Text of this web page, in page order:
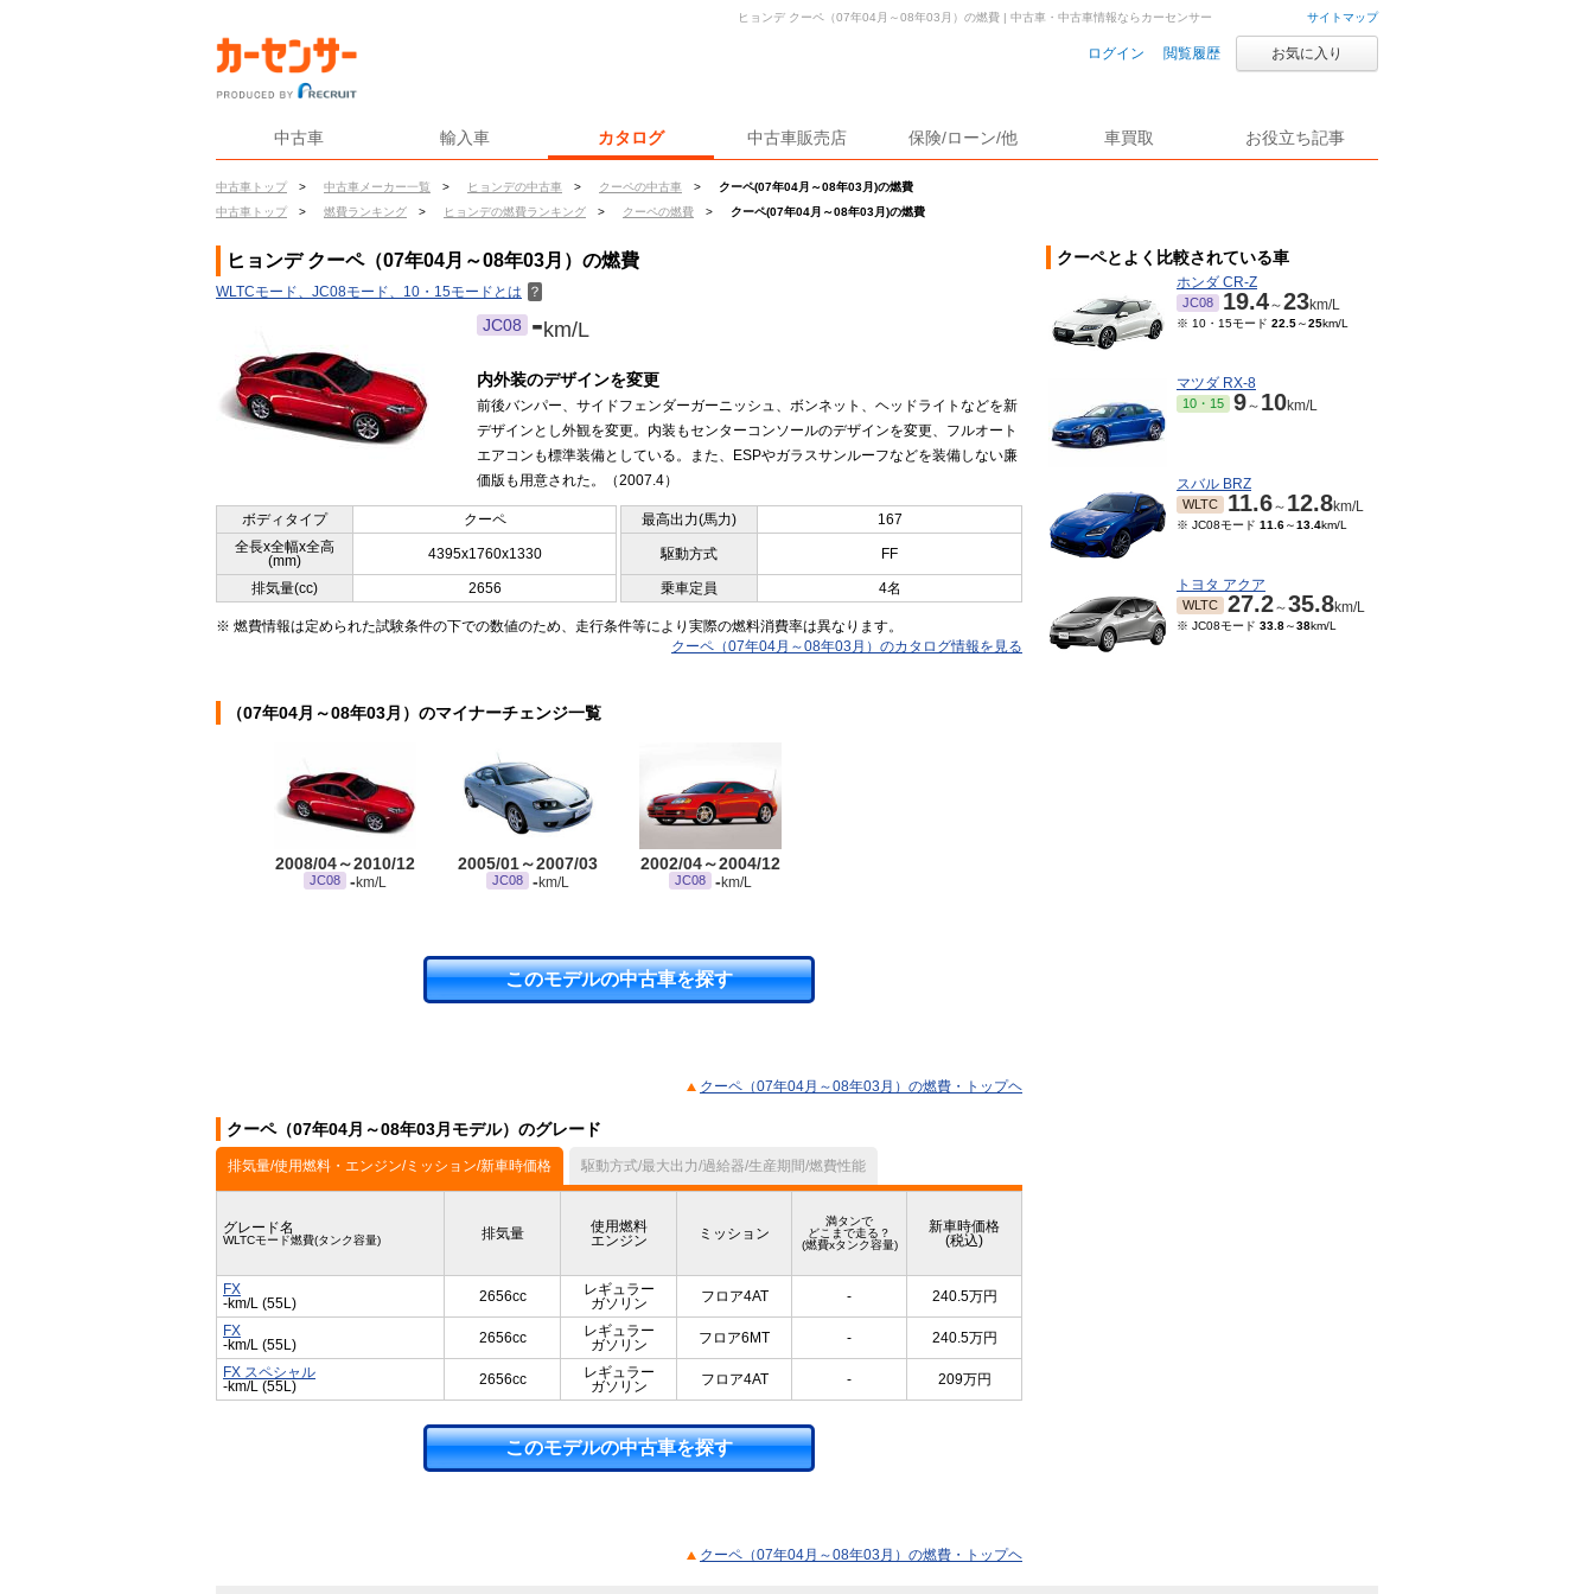
サイトマップ
ログイン 閲覧履歴 お気に入り
中古車 輸入車 カタログ 中古車販売店 保険/ローン/他 車買取 お役立ち記事
中古車トップ > 中古車メーカー一覧 > ヒョンデの中古車 > クーペの中古車 >
クーペ(07年04月～08年03月)の燃費
中古車トップ
> 燃費ランキング > ヒョンデの燃費ランキング > クーペの燃費 > クーペ(07年04月～08年03月)の燃費
ヒョンデ クーペ（07年04月～08年03月）の燃費 | 中古車・中古車情報ならカーセンサー
ヒョンデ クーペ（07年04月～08年03月）の燃費
WLTCモード、JC08モード、10・15モードとは ？
JC08 -km/L
内外装のデザインを変更
前後バンパー、サイドフェンダーガーニッシュ、ボンネット、ヘッドライトなどを新
デザインとし外観を変更。内装もセンターコンソールのデザインを変更、フルオート
エアコンも標準装備としている。また、ESPやガラスサンルーフなどを装備しない廉
価版も用意された。（2007.4）
ボディタイプ クーペ 最高出力(馬力)
167
全長x全幅x全高
(mm)
4395x1760x1330 駆動方式 FF
排気量(cc) 2656 乗車定員 4名
※ 燃費情報は定められた試験条件の下での数値のため、走行条件等により実際の燃料消費率は異なります。
クーペ（07年04月～08年03月）のカタログ情報を見る
（07年04月～08年03月）のマイナーチェンジ一覧
2008/04～2010/12
JC08 - km/L
2005/01～2007/03
JC08 - km/L
2002/04～2004/12
JC08 - km/L
このモデルの中古車を探す
クーペ（07年04月～08年03月）の燃費・トップヘ
クーペ（07年04月～08年03月モデル）のグレード
排気量/使用燃料・エンジン/ミッション/新車時価格 駆動方式/最大出力/過給器/生産期間/燃費性能
グレード名
WLTCモード燃費(タンク容量) 排気量
使用燃料
エンジン
ミッション
満タンで
どこまで走る？
(燃費xタンク容量)
新車時価格
(税込)
FX
-km/L (55L)
2656cc
レギュラー
ガソリン
フロア4AT - 240.5万円
FX
-km/L (55L)
2656cc
レギュラー
ガソリン
フロア6MT - 240.5万円
FX スペシャル
-km/L (55L)
2656cc
レギュラー
ガソリン
フロア4AT - 209万円
このモデルの中古車を探す
クーペ（07年04月～08年03月）の燃費・トップヘ
クーペとよく比較されている車
ホンダ CR-Z
JC08 19.4～23km/L
※ 10・15モード 22.5～25km/L
マツダ RX-8
10・15 9～ 10km/L
スバル BRZ
WLTC 11.6～ 12.8km/L
※ JC08モード 11.6～13.4km/L
トヨタ アクア
WLTC 27.2～35.8km/L
※ JC08モード 33.8～38km/L